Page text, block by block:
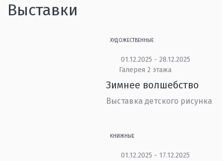
Выставки
ХУДОЖЕСТВЕННЫЕ
01.12.2025 - 28.12.2025
Галерея 2 этажа
Зимнее волшебство
Выставка детского рисунка
КНИЖНЫЕ
01.12.2025 - 17.12.2025